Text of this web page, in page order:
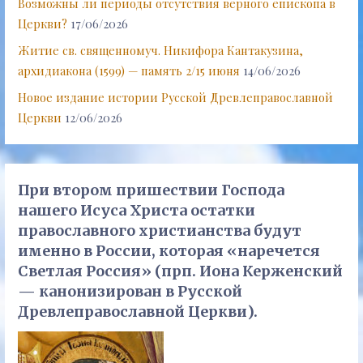
Возможны ли периоды отсутствия верного епископа в
Церкви? 17/06/2026
Житие св. священномуч. Никифора Кантакузина,
архидиакона (1599) — память 2/15 июня 14/06/2026
Новое издание истории Русской Древлеправославной
Церкви 12/06/2026
При втором пришествии Господа
нашего Исуса Христа остатки
православного христианства будут
именно в России, которая «наречется
Светлая Россия» (прп. Иона Керженский
— канонизирован в Русской
Древлеправославной Церкви).